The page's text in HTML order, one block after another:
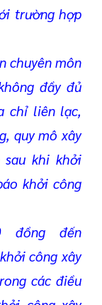
trường hợp
chuyên môn
đầy đủ
chỉ liên lạc,
quy mô xây
khi khởi
khởi công
đồng đến
công xây
các điều